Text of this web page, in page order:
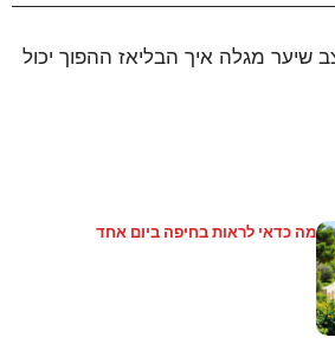
שיער מגלה איך הבליאז ההפוך יכול
מה כדאי לראות בחיפה ביום אחד